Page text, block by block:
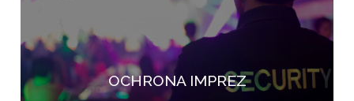
OCHRONA IMPREZ